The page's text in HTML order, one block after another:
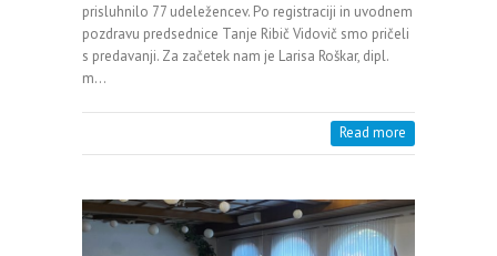
prisluhnilo 77 udeležencev. Po registraciji in uvodnem
pozdravu predsednice Tanje Ribič Vidovič smo pričeli
s predavanji. Za začetek nam je Larisa Roškar, dipl.
m…
Read more